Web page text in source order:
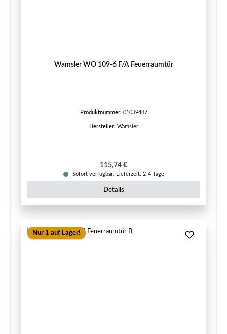
Wamsler WO 109-6 F/A Feuerraumtür
Produktnummer: 01039487
Hersteller: Wamsler
Regulärer Preis:
115,74 €
Sofort verfügbar, Lieferzeit: 2-4 Tage
Details
Nur 1 auf Lager!